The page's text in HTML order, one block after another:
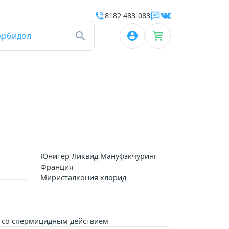
8182 483-083
Юнитер Ликвид Мануфэкчуринг
Франция
Миристалкония хлорид
спермицидным действием